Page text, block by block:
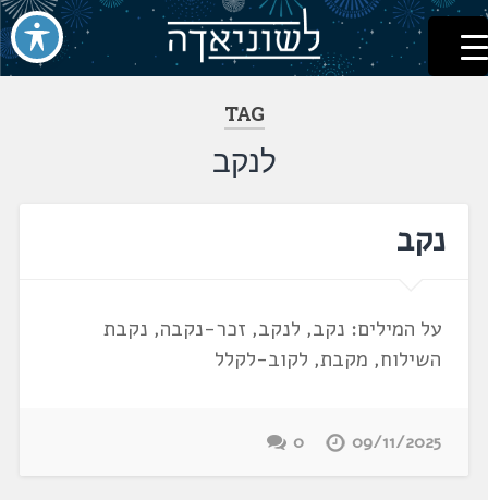
דלג
לתוכן
לשוניאדה
עברית. לשון. שפה
TAG
לנקב
נקב
על המילים: נקב, לנקב, זכר-נקבה, נקבת
השילוח, מקבת, לקוב-לקלל
09/11/2025
0